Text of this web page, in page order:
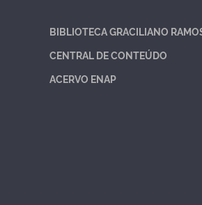
BIBLIOTECA GRACILIANO
CENTRAL DE CONTEÚDO
ACERVO ENAP